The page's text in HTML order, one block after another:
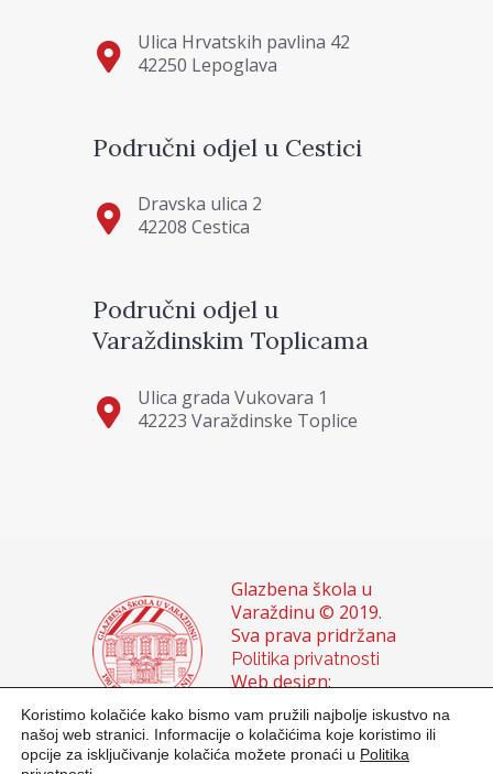
Ulica Hrvatskih pavlina 42
42250 Lepoglava
Područni odjel u Cestici
Dravska ulica 2
42208 Cestica
Područni odjel u
Varaždinskim Toplicama
Ulica grada Vukovara 1
42223 Varaždinske Toplice
Glazbena škola u
Varaždinu © 2019.
Sva prava pridržana
Politika privatnosti
Web design:
Domagoj Sigur &
Sanja Buhin
Koristimo kolačiće kako bismo vam pružili najbolje iskustvo na
našoj web stranici. Informacije o kolačićima koje koristimo ili
opcije za isključivanje kolačića možete pronaći u Politika